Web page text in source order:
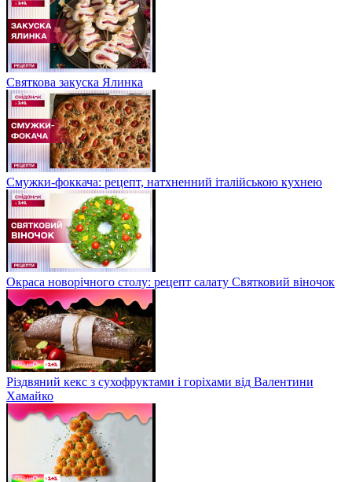
Святкова закуска Ялинка
Смужки-фоккача: рецепт, натхненний італійською кухнею
Окраса новорічного столу: рецепт салату Святковий віночок
Різдвяний кекс з сухофруктами і горіхами від Валентини
Хамайко